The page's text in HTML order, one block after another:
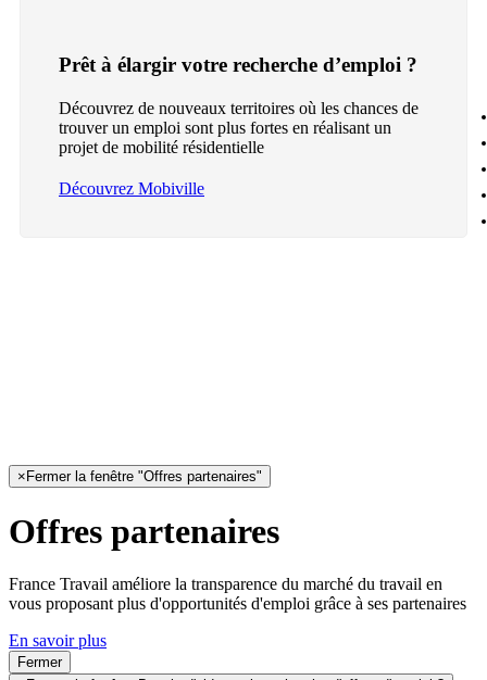
Prêt à élargir votre recherche d’emploi ?
Découvrez de nouveaux territoires où les chances de
trouver un emploi sont plus fortes en réalisant un
projet de mobilité résidentielle
Découvrez Mobiville
× Fermer la fenêtre "Offres partenaires"
Offres partenaires
France Travail améliore la transparence du marché du travail en
vous proposant plus d'opportunités d'emploi grâce à ses partenaires
En savoir plus
Fermer